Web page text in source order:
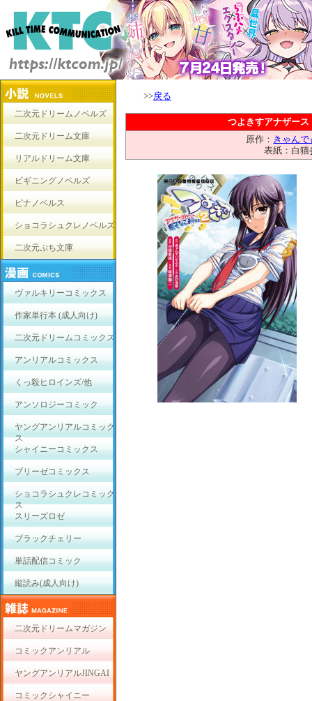
二次元ドリームノベルズ
二次元ドリーム文庫
リアルドリーム文庫
ビギニングノベルズ
ピナノベルス
ショコラシュクレノベルズ
二次元ぷち文庫
ヴァルキリーコミックス
作家単行本 (成人向け)
二次元ドリームコミックス
アンリアルコミックス
くっ殺ヒロインズ/他
アンソロジーコミック
ヤングアンリアルコミック
ス
シャイニーコミックス
ブリーゼコミックス
ショコラシュクレコミック
ス
スリーズロゼ
ブラックチェリー
単話配信コミック
縦読み(成人向け)
二次元ドリームマガジン
コミックアンリアル
ヤングアンリアルJINGAI
コミックシャイニー
>>戻る
つよきすアナザー
原作： きゃん
表紙：白